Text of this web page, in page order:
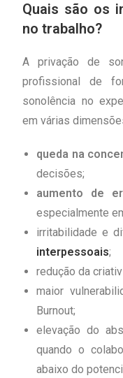
Quais são os
no trabalho?
A privação de
profissional de
sonolência no
em várias
queda na
decisões;
aumento de
especialmente
irritabilidade e
interpessoais;
redução da
maior
Burnout;
elevação do
quando o
abaixo do